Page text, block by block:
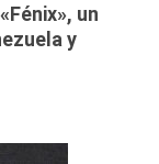
un
y